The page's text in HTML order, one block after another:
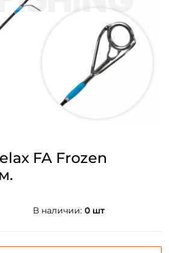
FA Frozen
В наличии: 0 шт